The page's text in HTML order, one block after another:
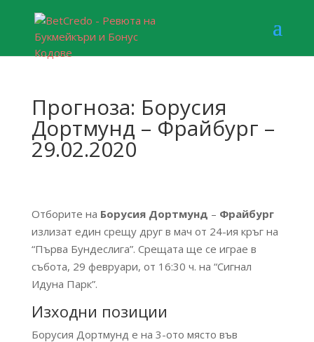
Прогноза: Борусия
Дортмунд – Фрайбург –
29.02.2020
Отборите на Борусия Дортмунд – Фрайбург
излизат един срещу друг в мач от 24-ия кръг на
“Първа Бундеслига”. Срещата ще се играе в
събота, 29 февруари, от 16:30 ч. на “Сигнал
Идуна Парк”.
Изходни позиции
Борусия Дортмунд е на 3-ото място във